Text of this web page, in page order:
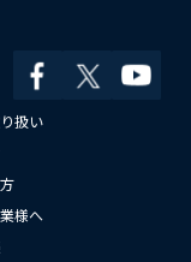
扱い
様へ